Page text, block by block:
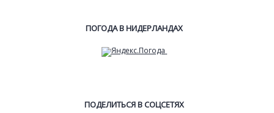
ПОГОДА В НИДЕРЛАНДАХ
ПОДЕЛИТЬСЯ В СОЦСЕТЯХ